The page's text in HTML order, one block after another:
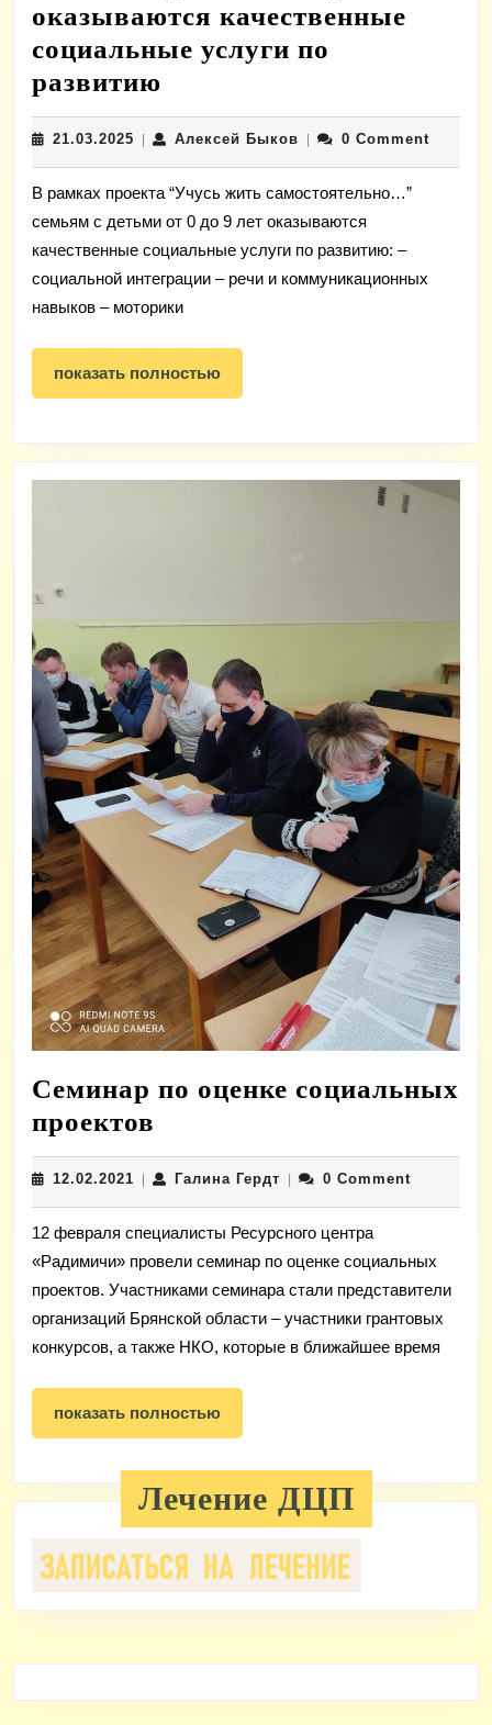
оказываются качественные
социальные услуги по
развитию
с
детьми
от
0
до
9
лет
оказываются
качественные
услуги
по
21.03.2025 21.03.2025
Алексей БыковАлексей0 Comment
В рамках проекта “Учусь жить самостоятельно…”
семьям с детьми от 0 до 9 лет оказываются
качественные социальные услуги по развитию: –
социальной интеграции – речи и коммуникационных
навыков – моторики
показать полностьюпоказать
полностью
Семинар по оценке социальных
проектов
по
оценке
социальных
проектов
12.02.2021 12.02.2021Галина ГердтГалина0 Comment
12 февраля специалисты Ресурсного центра
«Радимичи» провели семинар по оценке социальных
проектов. Участниками семинара стали представители
организаций Брянской области – участники грантовых
конкурсов, а также НКО, которые в ближайшее время
показать полностьюпоказать
полностью
Лечение ДЦП